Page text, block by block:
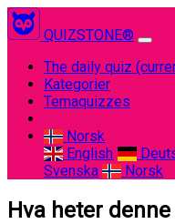
QUIZSTONE®
The daily quiz
Kategorier
Temaquizzes
Norsk
English
Svenska
Norsk
Hva heter